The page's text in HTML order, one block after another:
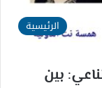
الرئيسية
بين